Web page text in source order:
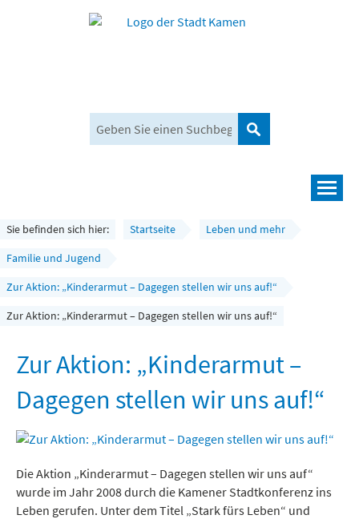
Suchen
Leben und mehr
Rathaus und Bürgerservice
Wirtschaft und Planen
Umwelt, Klima und Mobilität
Freizeit und Tourismus
Sie befinden sich hier: Startseite
Leben und mehr
Familie und Jugend
Zur Aktion: „Kinderarmut – Dagegen stellen wir uns auf!“
Zur Aktion: „Kinderarmut – Dagegen stellen wir uns auf!“
Zur Aktion: „Kinderarmut –
Dagegen stellen wir uns auf!“
Die Aktion „Kinderarmut – Dagegen stellen wir uns auf“
wurde im Jahr 2008 durch die Kamener Stadtkonferenz ins
Leben gerufen. Unter dem Titel „Stark fürs Leben“ und